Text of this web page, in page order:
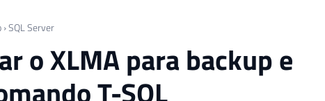
›SQL Server
o XLMA para backup e